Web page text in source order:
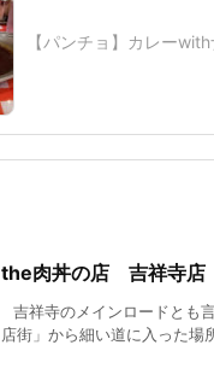
【パンチョ】カレー
the肉丼の店 吉祥寺店
吉祥寺のメインロードとも
店街」から細い道に入った場